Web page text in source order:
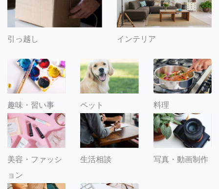
引っ越し インテリア
趣味・習い事 ペット 料理
美容・ファッシ
ョン
生活相談 写真・動画制作